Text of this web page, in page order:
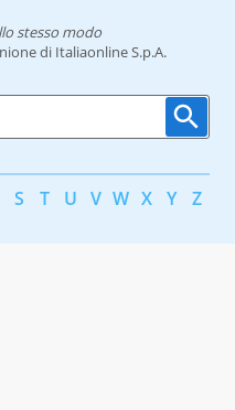
stesso modo
di Italiaonline S.p.A.
S T U V W X Y Z